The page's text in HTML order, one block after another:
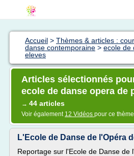
Accueil > Thèmes & articles :
danse contemporaine > ecole de
eleves
Articles sélectionnés
ecole de danse opera de
→ 44 articles
Voir également 12 Vidéos pour ce thème
L'Ecole de Danse de l'Opéra
Reportage sur l'Ecole de Danse de